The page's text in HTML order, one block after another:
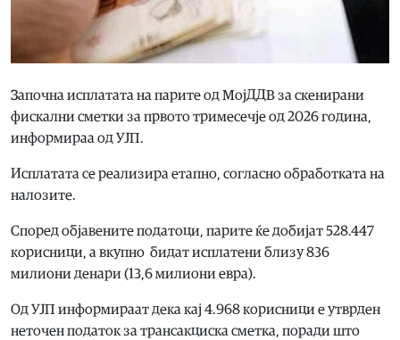
Започна исплатата на парите од МојДДВ за скенирани
фискални сметки за првото тримесечје од 2026 година,
информираа од УЈП.
Исплатата се реализира етапно, согласно обработката на
налозите.
Според објавените податоци, парите ќе добијат 528.447
корисници, а вкупно бидат исплатени близу 836
милиони денари (13,6 милиони евра).
Од УЈП информираат дека кај 4.968 корисници е утврден
неточен податок за трансакциска сметка, поради што